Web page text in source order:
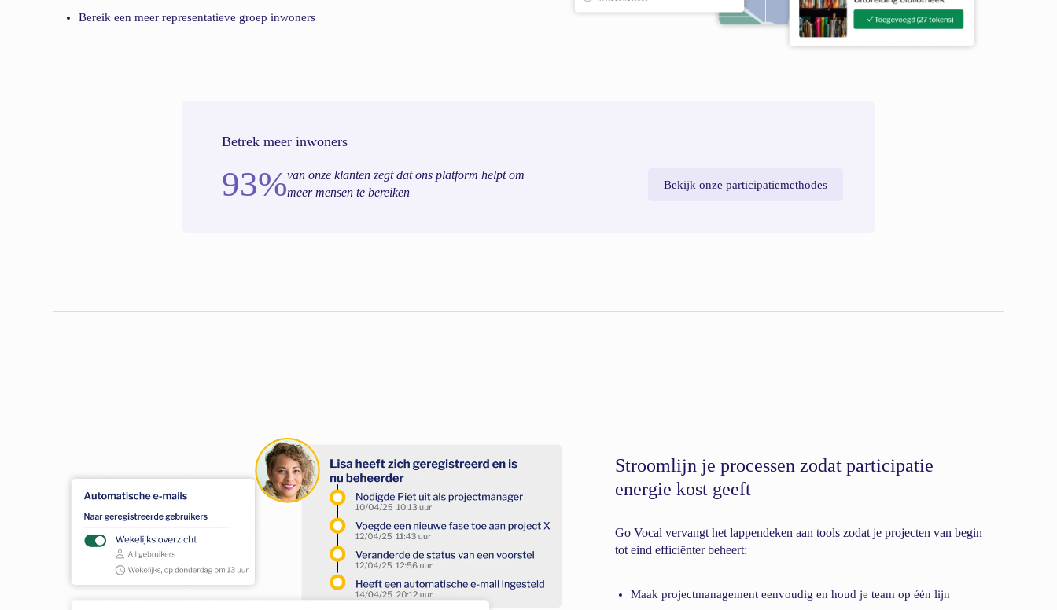
Bereik een meer representatieve groep inwoners
Betrek meer inwoners
93%van onze klanten zegt dat ons platform helpt om
meer mensen te bereiken
Bekijk onze participatiemethodes
Stroomlijn je processen zodat participatie
energie kost geeft
Go Vocal vervangt het lappendeken aan tools zodat je projecten van begin
tot eind efficiënter beheert:
Maak projectmanagement eenvoudig en houd je team op één lijn